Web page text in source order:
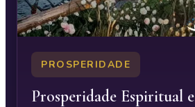
PROSPERIDADE
Prosperidade Espiritual